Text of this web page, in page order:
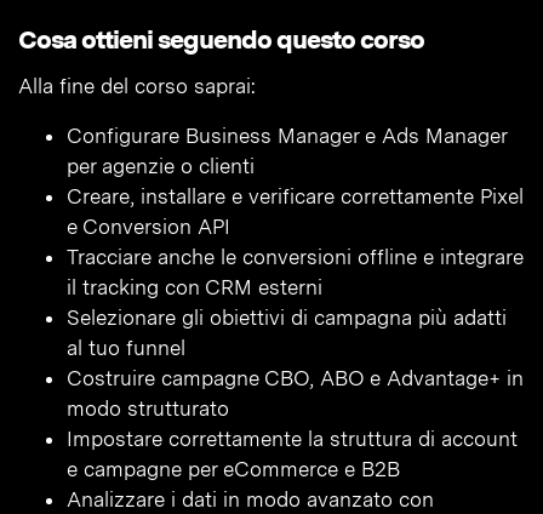
Cosa ottieni seguendo questo corso
Alla fine del corso saprai:
Configurare Business Manager e Ads Manager
per agenzie o clienti
Creare, installare e verificare correttamente Pixel
e Conversion API
Tracciare anche le conversioni offline e integrare
il tracking con CRM esterni
Selezionare gli obiettivi di campagna più adatti
al tuo funnel
Costruire campagne CBO, ABO e Advantage+ in
modo strutturato
Impostare correttamente la struttura di account
e campagne per eCommerce e B2B
Analizzare i dati in modo avanzato con